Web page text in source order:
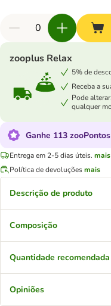
zooplus Relax
5% de
Receba a
Pode
qualquer
Ganhe 113
Entrega em 2-5 dias úteis. mais
Política de devoluçõesmais
Descrição de produto
Composição
Quantidade recomendada
Opiniões